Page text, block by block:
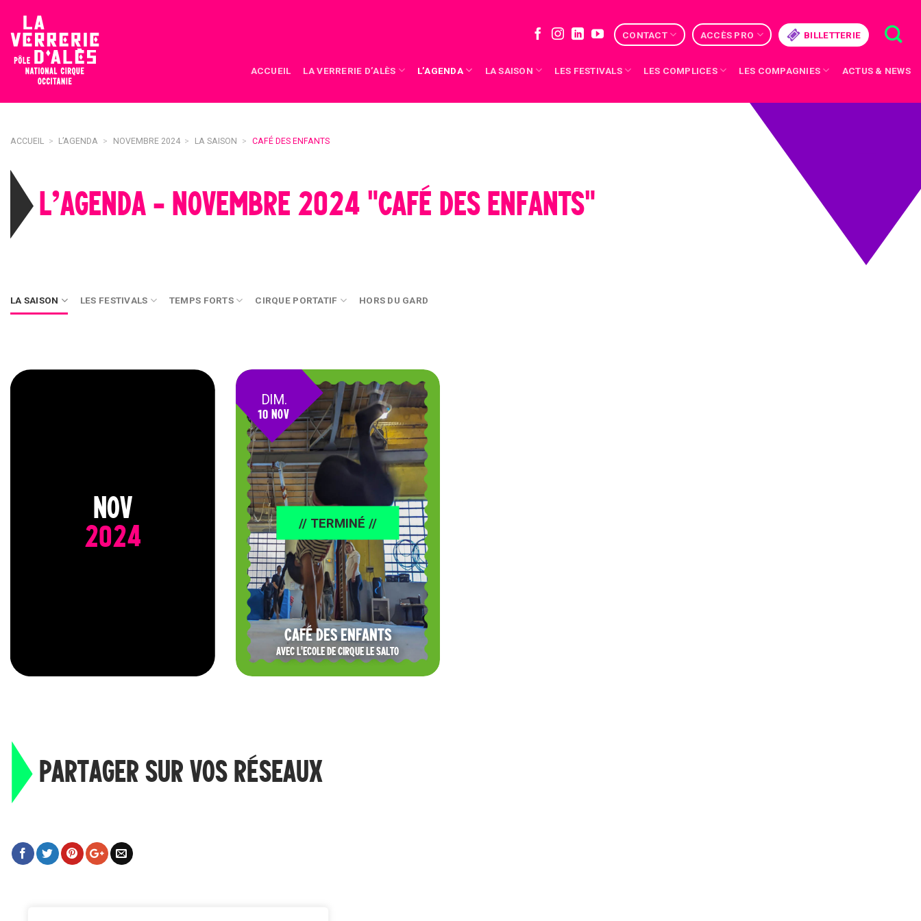
content
CONTACT ACCÈS PRO BILLETTERIE
ACCUEIL LA VERRERIE D’ALÈS L’AGENDA LA SAISON LES FESTIVALS LES COMPLICES LES COMPAGNIES ACTUS & NEWS
ACCUEIL > L’AGENDA > NOVEMBRE 2024 > LA SAISON > CAFÉ DES ENFANTS
L’AGENDA - NOVEMBRE 2024 "CAFÉ DES ENFANTS"
LA SAISON LES FESTIVALS TEMPS FORTS CIRQUE PORTATIF HORS DU GARD
NOV
2024
DIM.
10 NOV
24
// TERMINÉ //
CAFÉ DES ENFANTS
AVEC L'ECOLE DE CIRQUE LE SALTO
PARTAGER SUR VOS RÉSEAUX